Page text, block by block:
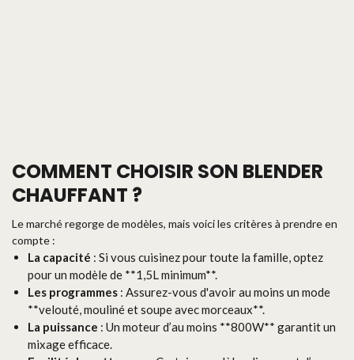
COMMENT CHOISIR SON BLENDER
CHAUFFANT ?
Le marché regorge de modèles, mais voici les critères à prendre en
compte :
La capacité : Si vous cuisinez pour toute la famille, optez
pour un modèle de **1,5L minimum**.
Les programmes : Assurez-vous d'avoir au moins un mode
**velouté, mouliné et soupe avec morceaux**.
La puissance : Un moteur d’au moins **800W** garantit un
mixage efficace.